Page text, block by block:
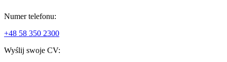
Numer telefonu:
+48 58 350 2300
Wyślij swoje CV: